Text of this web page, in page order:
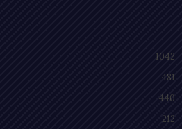
1042
481
440
212